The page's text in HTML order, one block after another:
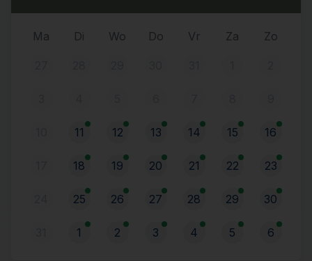
Ma Di Wo Do Vr Za Zo
11 12 13 14 15 16
18 19 20 21 22 23
25 26 27 28 29 30
1 2 3 4 5 6